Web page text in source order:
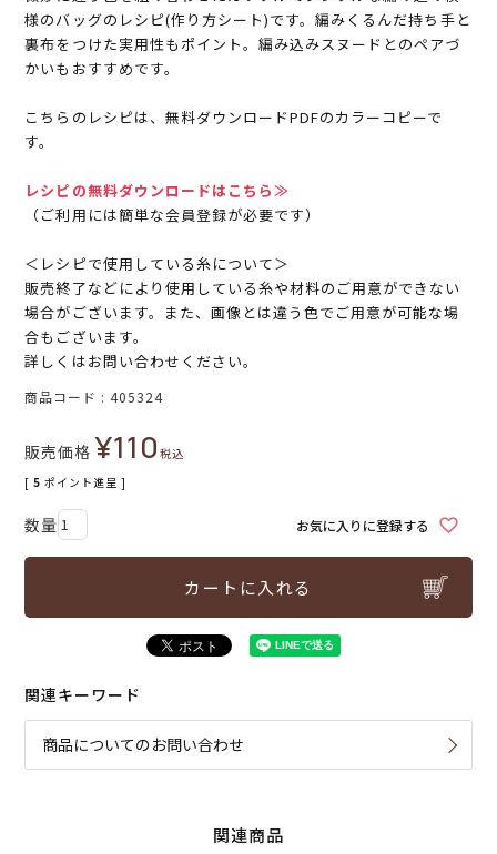
様のバッグのレシピ(作り方シート)です。編みくるんだ持ち手と
裏布をつけた実用性もポイント。編み込みスヌードとのペアづ
かいもおすすめです。
こちらのレシピは、無料ダウンロードPDFのカラーコピーで
す。
レシピの無料ダウンロードはこちら≫
（ご利用には簡単な会員登録が必要です）
＜レシピで使用している糸について＞
販売終了などにより使用している糸や材料のご用意ができない
場合がございます。また、画像とは違う色でご用意が可能な場
合もございます。
詳しくはお問い合わせください。
商品コード 405324
販売価格 ¥110税込
[ 5 ポイント進呈 ]
お気に入りに登録する
カートに入れる
関連キーワード
商品についてのお問い合わせ
関連商品